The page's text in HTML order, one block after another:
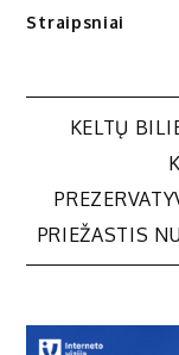
Straipsniai
tarp
įrašų
KELTŲ
PRIEŽASTIS